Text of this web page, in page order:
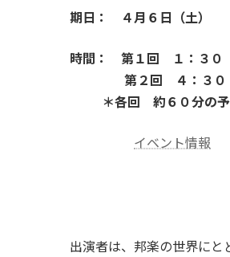
期日： ４月６日（土）
時間： 第１回 １：３
第２回 ４：３０
＊各回 約６０分の
イベント情報
出演者は、邦楽の世界に